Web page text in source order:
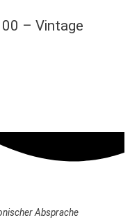
– Vintage
Absprache